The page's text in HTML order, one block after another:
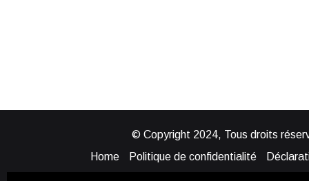
© Copyright 2024, Tous droits
Home
Politique de confidentialité